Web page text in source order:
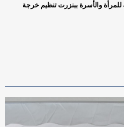
للمرأة والأسرة ببنزرت تنظيم خرجة